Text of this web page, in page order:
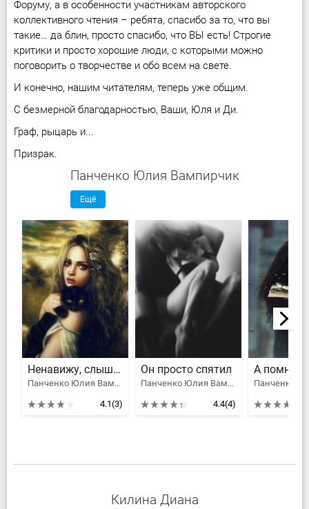
Форуму, а в особенности участникам авторского
коллективного чтения – ребята, спасибо за то, что вы
такие… да блин, просто спасибо, что ВЫ есть! Строгие
критики и просто хорошие люди, с которыми можно
поговорить о творчестве и обо всем на свете.
И конечно, нашим читателям, теперь уже общим.
С безмерной благодарностью, Ваши, Юля и Ди.
Граф, рыцарь и...
Призрак.
Панченко Юлия Вампирчик
Ещё
Ненавижу, слышишь? И люблю...
Панченко Юлия Вампирчик
4.1(3)
Он просто спятил
Панченко Юлия Вампирчик
4.4(4)
А
Килина Диана